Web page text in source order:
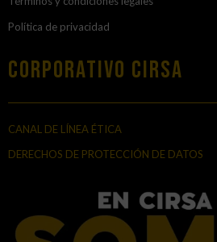
Política de privacidad
Corporativo Cirsa
CANAL DE LÍNEA ÉTICA
DERECHOS DE PROTECCIÓN DE DATOS